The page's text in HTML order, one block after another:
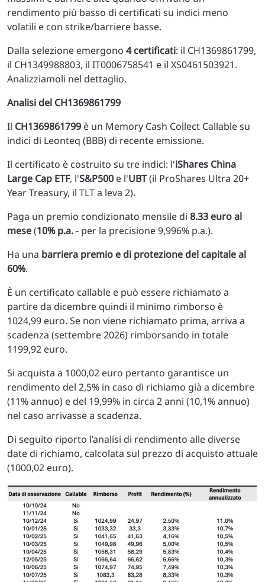
rendimento più basso di certificati su indici meno
volatili e con strike/barriere basse.
Dalla selezione emergono 4 certificati: il CH1369861799,
il CH1349988803, il IT0006758541 e il XS0461503921.
Analizziamoli nel dettaglio.
Analisi del CH1369861799
Il CH1369861799 è un Memory Cash Collect Callable su
indici di Leonteq (BBB) di recente emissione.
Il certificato è costruito su tre indici: l'iShares China
Large Cap ETF, l'S&P500 e l'UBT(il ProShares Ultra 20+
Year Treasury, il TLT a leva 2).
Paga un premio condizionato mensile di 8.33 euro al
mese(10% p.a.- per la precisione 9,996% p.a.).
Ha una barriera premio e di protezione del capitale al
60%.
È un certificato callable e può essere richiamato a
partire da dicembre quindi il minimo rimborso è
1024,99 euro. Se non viene richiamato prima, arriva a
scadenza (settembre 2026) rimborsando in totale
1199,92 euro.
Si acquista a 1000,02 euro pertanto garantisce un
rendimento del 2,5% in caso di richiamo già a dicembre
(11% annuo) e del 19,99% in circa 2 anni (10,1% annuo)
nel caso arrivasse a scadenza.
Di seguito riporto l’analisi di rendimento alle diverse
date di richiamo, calcolata sul prezzo di acquisto attuale
(1000,02 euro).